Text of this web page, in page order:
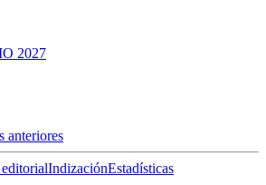
2027
anteriores
IndizaciónEstadísticas